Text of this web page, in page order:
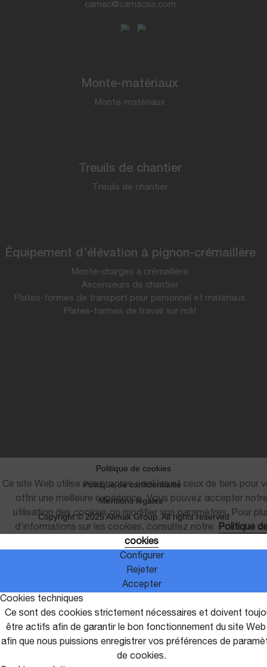
camac@camacsa.com
Monte-matériaux
Monte-matériaux
Treuils de chantier
Treuils de chantier
Équipement d’élévation à pignon-crémaillère
Monte-charges à crémaillère
Ascenseurs de chantier
Plates-formes de transport pour personnel et matériaux
Plates-formes de travail sur mât
Copyright © 2025 Alimak Group. All rights reserved
Politique de cookies
Politique de confidentialité ·
Mentions légales ·
Ce site Web utilise ses propres cookies et ceux de tiers pour
offrir une meilleure expérience. Vous pouvez accepter
utilisation des cookies ou modifier vos paramètres. Pour
d'informations sur les cookies, consultez notre
Politique
cookies
Configurer
Rejeter
Accepter
Cookies techniques
Ce sont des cookies strictement nécessaires et doivent
être actifs afin de garantir le bon fonctionnement du site
afin que nous puissions enregistrer vos préférences de
de cookies.